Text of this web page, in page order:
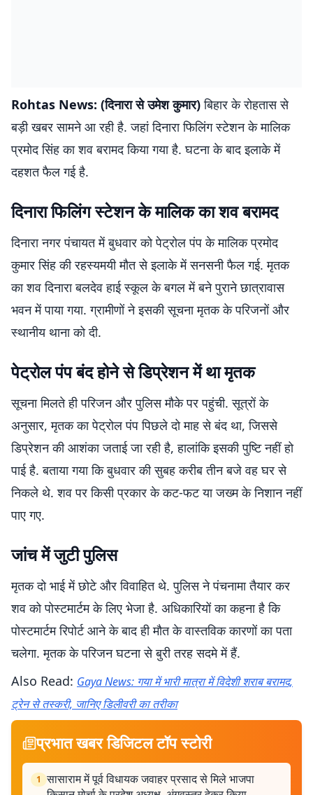
Rohtas News: (दिनारा से उमेश कुमार)बिहार के रोहतास से
बड़ी खबर सामने आ रही है. जहां दिनारा फिलिंग स्टेशन के मालिक
प्रमोद सिंह का शव बरामद किया गया है. घटना के बाद इलाके में
दहशत फैल गई है.
दिनारा फिलिंग स्टेशन के मालिक का शव बरामद
दिनारा नगर पंचायत में बुधवार को पेट्रोल पंप के मालिक प्रमोद
कुमार सिंह की रहस्यमयी मौत से इलाके में सनसनी फैल गई. मृतक
का शव दिनारा बलदेव हाई स्कूल के बगल में बने पुराने छात्रावास
भवन में पाया गया. ग्रामीणों ने इसकी सूचना मृतक के परिजनों और
स्थानीय थाना को दी.
पेट्रोल पंप बंद होने से डिप्रेशन में था मृतक
सूचना मिलते ही परिजन और पुलिस मौके पर पहुंची. सूत्रों के
अनुसार, मृतक का पेट्रोल पंप पिछले दो माह से बंद था, जिससे
डिप्रेशन की आशंका जताई जा रही है, हालांकि इसकी पुष्टि नहीं हो
पाई है. बताया गया कि बुधवार की सुबह करीब तीन बजे वह घर से
निकले थे. शव पर किसी प्रकार के कट-फट या जख्म के निशान नहीं
पाए गए.
जांच में जुटी पुलिस
मृतक दो भाई में छोटे और विवाहित थे. पुलिस ने पंचनामा तैयार कर
शव को पोस्टमार्टम के लिए भेजा है. अधिकारियों का कहना है कि
पोस्टमार्टम रिपोर्ट आने के बाद ही मौत के वास्तविक कारणों का पता
चलेगा. मृतक के परिजन घटना से बुरी तरह सदमे में हैं.
Also Read: Gaya News: गया में भारी मात्रा में विदेशी शराब बरामद,
ट्रेन से तस्करी, जानिए डिलीवरी का तरीका
प्रभात खबर डिजिटल टॉप स्टोरी
1 सासाराम में पूर्व विधायक जवाहर प्रसाद से मिले भाजपा